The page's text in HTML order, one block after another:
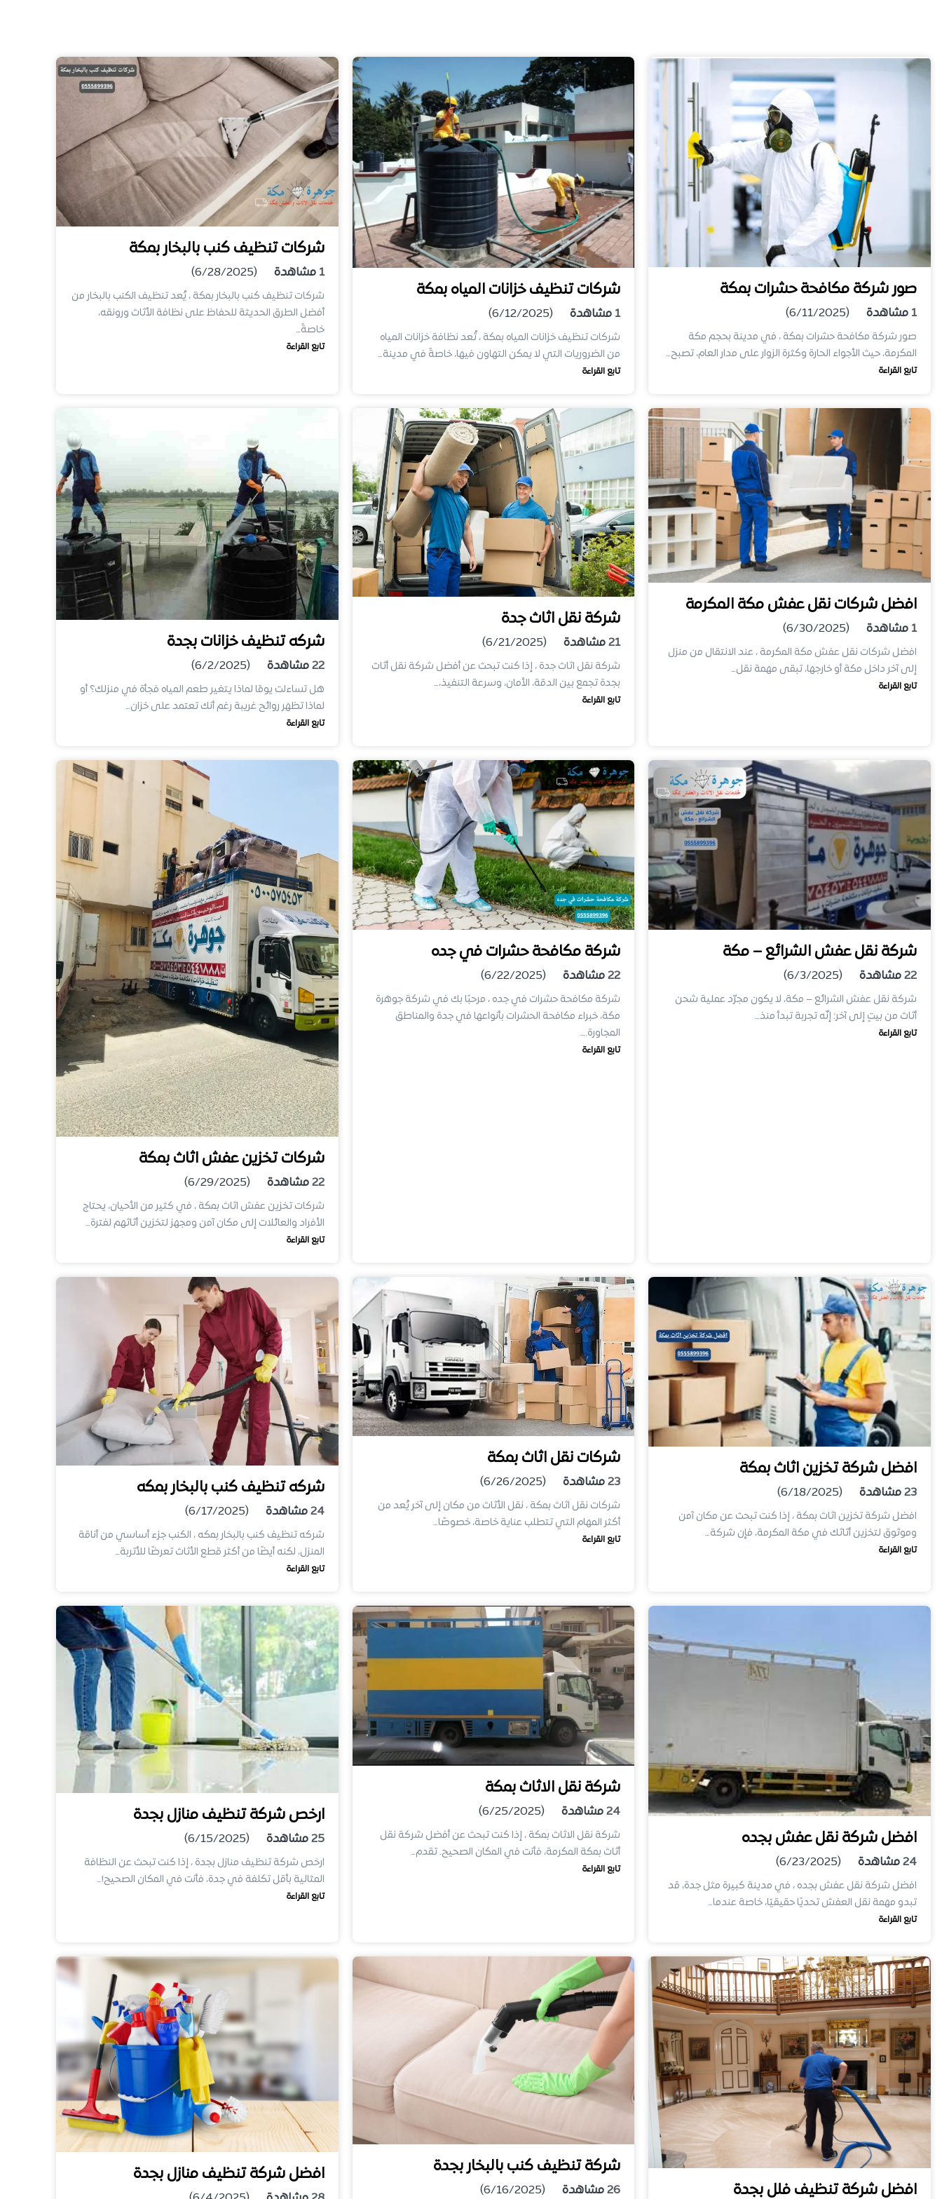
صور شركة مكافحة حشرات بمكة
1 مشاهدة (6/11/2025)
صور شركة مكافحة حشرات بمكة ، في مدينة بحجم مكة
المكرمة، حيث الأجواء الحارة وكثرة الزوار على مدار العام، تصبح…
تابع القراءة
شركات تنظيف خزانات المياه بمكة
1 مشاهدة (6/12/2025)
شركات تنظيف خزانات المياه بمكة ، تُعد نظافة خزانات المياه
من الضروريات التي لا يمكن التهاون فيها، خاصةً في مدينة…
تابع القراءة
شركات تنظيف كنب بالبخار بمكة
1 مشاهدة (6/28/2025)
شركات تنظيف كنب بالبخار بمكة ، يُعد تنظيف الكنب بالبخار من
أفضل الطرق الحديثة للحفاظ على نظافة الأثاث ورونقه،
خاصةً…
تابع القراءة
افضل شركات نقل عفش مكة المكرمة
1 مشاهدة (6/30/2025)
افضل شركات نقل عفش مكة المكرمة ، عند الانتقال من منزل
إلى آخر داخل مكة أو خارجها، تبقى مهمة نقل…
تابع القراءة
شركة نقل اثاث جدة
21 مشاهدة (6/21/2025)
شركة نقل اثاث جدة ، إذا كنت تبحث عن أفضل شركة نقل أثاث
بجدة تجمع بين الدقة، الأمان، وسرعة التنفيذ،…
تابع القراءة
شركه تنظيف خزانات بجدة
22 مشاهدة (6/2/2025)
هل تساءلت يومًا لماذا يتغير طعم المياه فجأة في منزلك؟ أو
لماذا تظهر روائح غريبة رغم أنك تعتمد على خزان…
تابع القراءة
شركة نقل عفش الشرائع – مكة
22 مشاهدة (6/3/2025)
شركة نقل عفش الشرائع – مكة، لا يكون مجرّد عملية شحن
أثاث من بيتٍ إلى آخر؛ إنّه تجربة تبدأ منذ…
تابع القراءة
شركة مكافحة حشرات في جده
22 مشاهدة (6/22/2025)
شركة مكافحة حشرات في جده ، مرحبًا بك في شركة جوهرة
مكة، خبراء مكافحة الحشرات بأنواعها في جدة والمناطق
المجاورة.…
تابع القراءة
شركات تخزين عفش اثاث بمكة
22 مشاهدة (6/29/2025)
شركات تخزين عفش اثاث بمكة ، في كثير من الأحيان، يحتاج
الأفراد والعائلات إلى مكان آمن ومجهز لتخزين أثاثهم لفترة…
تابع القراءة
افضل شركة تخزين اثاث بمكة
23 مشاهدة (6/18/2025)
افضل شركة تخزين اثاث بمكة ، إذا كنت تبحث عن مكان آمن
وموثوق لتخزين أثاثك في مكة المكرمة، فإن شركة…
تابع القراءة
شركات نقل اثاث بمكة
23 مشاهدة (6/26/2025)
شركات نقل اثاث بمكة ، نقل الأثاث من مكان إلى آخر يُعد من
أكثر المهام التي تتطلب عناية خاصة، خصوصًا…
تابع القراءة
شركه تنظيف كنب بالبخار بمكه
24 مشاهدة (6/17/2025)
شركه تنظيف كنب بالبخار بمكه ، الكنب جزء أساسي من أناقة
المنزل، لكنه أيضًا من أكثر قطع الأثاث تعرضًا للأتربة…
تابع القراءة
افضل شركة نقل عفش بجده
24 مشاهدة (6/23/2025)
افضل شركة نقل عفش بجده ، في مدينة كبيرة مثل جدة، قد
تبدو مهمة نقل العفش تحديًا حقيقيًا، خاصة عندما…
تابع القراءة
شركة نقل الاثاث بمكة
24 مشاهدة (6/25/2025)
شركة نقل الاثاث بمكة ، إذا كنت تبحث عن أفضل شركة نقل
أثاث بمكة المكرمة، فأنت في المكان الصحيح. تقدم…
تابع القراءة
ارخص شركة تنظيف منازل بجدة
25 مشاهدة (6/15/2025)
ارخص شركة تنظيف منازل بجدة ، إذا كنت تبحث عن النظافة
المثالية بأقل تكلفة في جدة، فأنت في المكان الصحيح!…
تابع القراءة
افضل شركة تنظيف فلل بجدة
شركة تنظيف كنب بالبخار بجدة
26 مشاهدة (6/16/2025)
افضل شركة تنظيف منازل بجدة